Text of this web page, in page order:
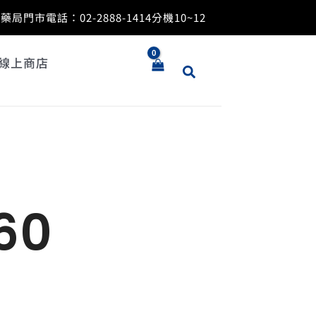
藥局門市電話：02-2888-1414分機10~12
上商店